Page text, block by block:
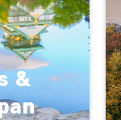
&